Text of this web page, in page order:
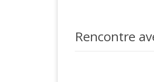
Rencontre